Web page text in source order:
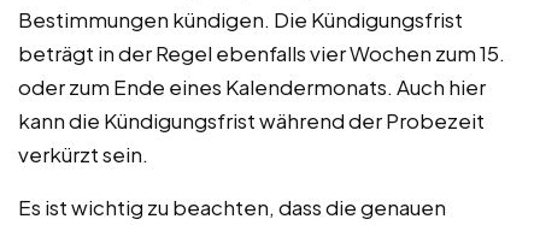
Bestimmungen kündigen. Die Kündigungsfrist
beträgt in der Regel ebenfalls vier Wochen zum 15.
oder zum Ende eines Kalendermonats. Auch hier
kann die Kündigungsfrist während der Probezeit
verkürzt sein.
Es ist wichtig zu beachten, dass die genauen